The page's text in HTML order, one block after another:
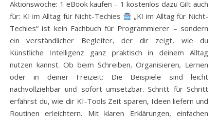
Aktionswoche: 1 eBook kaufen – 1 kostenlos dazu Gilt auch
für: KI im Alltag für Nicht-Techies
„KI im Alltag für Nicht-
Techies“ ist kein Fachbuch für Programmierer – sondern
ein verständlicher Begleiter, der dir zeigt, wie du
Künstliche Intelligenz ganz praktisch in deinem Alltag
nutzen kannst. Ob beim Schreiben, Organisieren, Lernen
oder in deiner Freizeit: Die Beispiele sind leicht
nachvollziehbar und sofort umsetzbar. Schritt für Schritt
erfährst du, wie dir KI-Tools Zeit sparen, Ideen liefern und
Routinen erleichtern. Mit klaren Erklärungen, einfachen